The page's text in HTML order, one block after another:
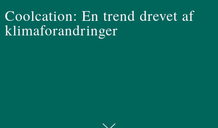
Coolcation: En trend drevet af
klimaforandringer